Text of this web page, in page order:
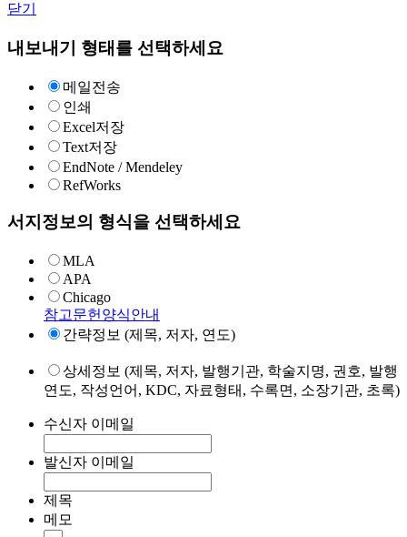
닫기
내보내기 형태를 선택하세요
메일전송
인쇄
Excel저장
Text저장
EndNote / Mendeley
RefWorks
서지정보의 형식을 선택하세요
MLA
APA
Chicago
참고문헌양식안내
간략정보 (제목, 저자, 연도)
상세정보 (제목, 저자, 발행기관, 학술지명, 권호, 발행
연도, 작성언어, KDC, 자료형태, 수록면, 소장기관, 초록)
수신자 이메일
발신자 이메일
제목
메모